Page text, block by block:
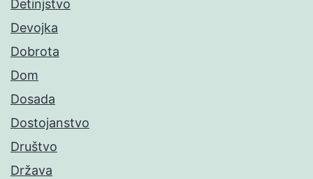
Detinjstvo
Devojka
Dobrota
Dom
Dosada
Dostojanstvo
Društvo
Država